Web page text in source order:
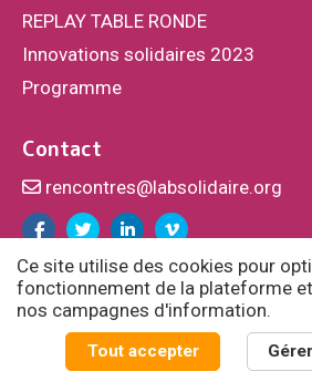
REPLAY TABLE RONDE
Innovations solidaires 2023
Programme
Contact
rencontres@labsolidaire.org
Facebook
TwitterLinkedinVimeo
© Fondation Cognacq-Jay /
Politique de
Ce site utilise des cookies pour
fonctionnement de la plateforme
nos campagnes d'information.
Tout accepter